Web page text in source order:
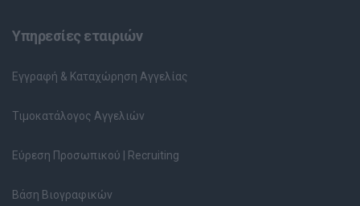
Υπηρεσίες εταιριών
Εγγραφή & Καταχώρηση Αγγελίας
Τιμοκατάλογος Αγγελιών
Εύρεση Προσωπικού | Recruiting
Βάση Βιογραφικών